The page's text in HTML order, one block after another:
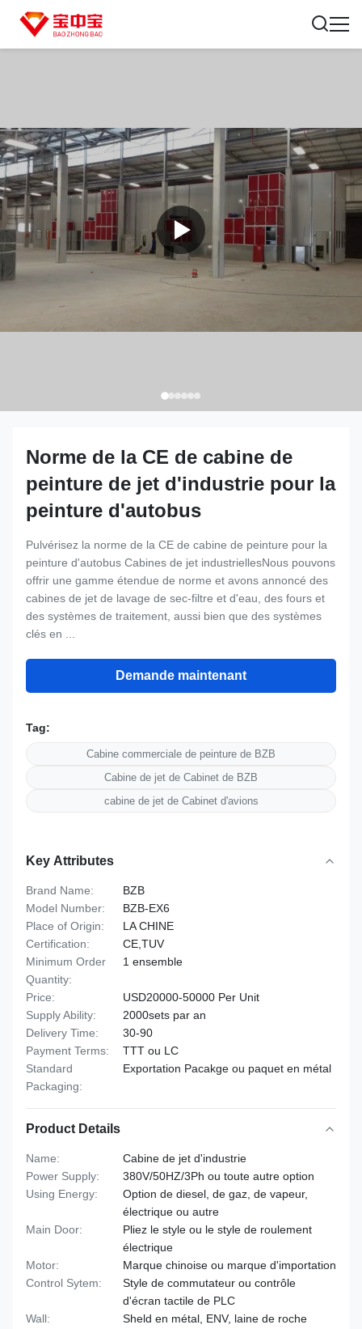
Norme de la CE de cabine de
peinture de jet d'industrie pour la
peinture d'autobus
Pulvérisez la norme de la CE de cabine de peinture pour la
peinture d'autobus Cabines de jet industriellesNous pouvons
offrir une gamme étendue de norme et avons annoncé des
cabines de jet de lavage de sec-filtre et d'eau, des fours et
des systèmes de traitement, aussi bien que des systèmes
clés en ...
Demande maintenant
Tag:
Cabine commerciale de peinture de BZB
Cabine de jet de Cabinet de BZB
cabine de jet de Cabinet d'avions
Key Attributes
Brand Name:
BZB
Model Number:
BZB-EX6
Place of Origin:
LA CHINE
Certification:
CE,TUV
Minimum Order
Quantity:
1 ensemble
Price:
USD20000-50000 Per Unit
Supply Ability:
2000sets par an
Delivery Time:
30-90
Payment Terms:
TTT ou LC
Standard
Packaging:
Exportation Pacakge ou paquet en métal
Product Details
Name:
Cabine de jet d'industrie
Power Supply:
380V/50HZ/3Ph ou toute autre option
Using Energy:
Option de diesel, de gaz, de vapeur,
électrique ou autre
Main Door:
Pliez le style ou le style de roulement
électrique
Motor:
Marque chinoise ou marque d'importation
Control Sytem:
Style de commutateur ou contrôle
d'écran tactile de PLC
Wall:
Sheld en métal, ENV, laine de roche